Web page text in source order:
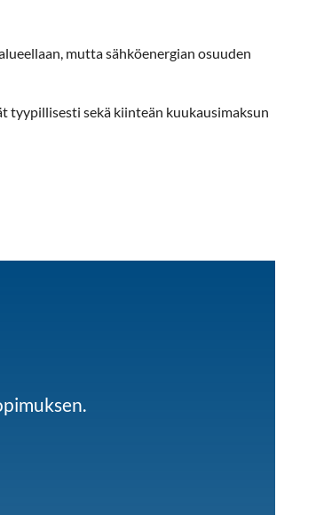
mutta sähköenergian osuuden
tyypillisesti sekä kiinteän kuukausimaksun